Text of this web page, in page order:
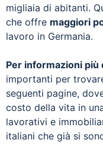
migliaia di abitanti.
che offre maggiori
lavoro in Germania.
Per informazioni più
importanti per
seguenti pagine,
costo della vita in
lavorativi e
italiani che già si